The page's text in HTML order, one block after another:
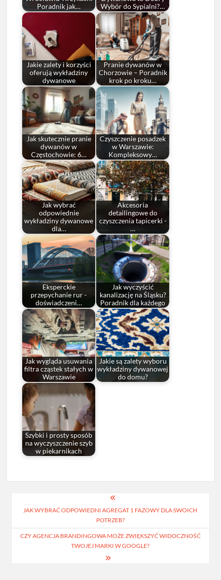
Poradnik jak…
Wybór do Sypialni?…
Jakie zalety i korzyści
oferują wykładziny
dywanowe
Pranie dywanów w
Chorzowie – Poradnik
krok po kroku…
Jak skutecznie pranie
dywanów w
Częstochowie: 6…
Czyszczenie posadzek
w Warszawie:
Kompleksowy…
Jak wybrać
odpowiednie
wykładziny dywanowe
dla…
Akcesoria
detailingowe do
czyszczenia tapicerki -
…
Eksperckie
przepychanie rur -
doświadczeni…
Jak wyczyścić
kanalizację na Śląsku?
Poradnik dla każdego
Jak wygląda usuwania
filtra cząstek stałych w
Warszawie
Jakie są zalety wyboru
wykładziny dywanowej
do domu?
Szybki i prosty sposób
na wyczyszczenie szyb
w piekarnikach
wpisu
JAK WYBRAĆ ODPOWIEDNI AGREGAT 1 FAZOWY DLA SWOICH
POTRZEB?
CZY AGENCJA BRANDINGOWA MOŻE ZWIĘKSZYĆ WIDOCZNOŚĆ
TWOJEJ MARKI W GOOGLE?